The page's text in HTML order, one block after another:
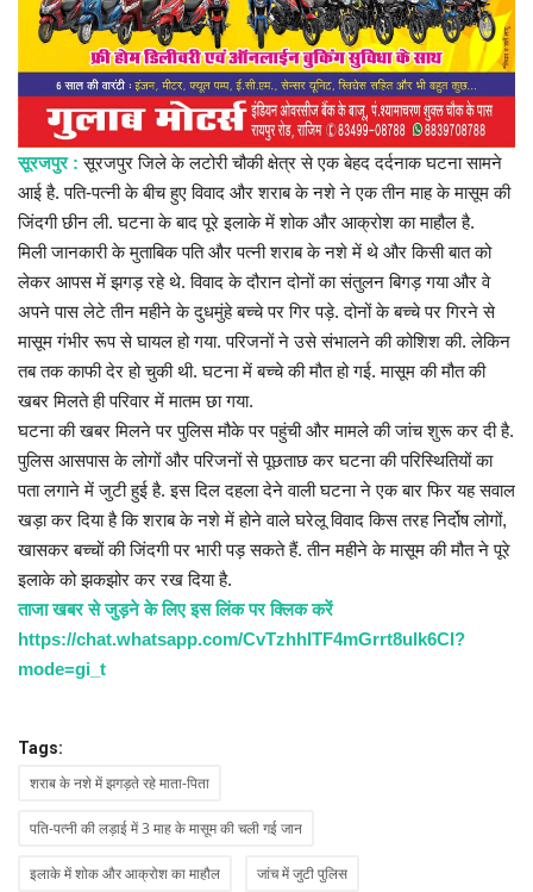
सूरजपुर : सूरजपुर जिले के लटोरी चौकी क्षेत्र से एक बेहद दर्दनाक घटना सामने
आई है. पति-पत्नी के बीच हुए विवाद और शराब के नशे ने एक तीन माह के मासूम की
जिंदगी छीन ली. घटना के बाद पूरे इलाके में शोक और आक्रोश का माहौल है.
मिली जानकारी के मुताबिक पति और पत्नी शराब के नशे में थे और किसी बात को
लेकर आपस में झगड़ रहे थे. विवाद के दौरान दोनों का संतुलन बिगड़ गया और वे
अपने पास लेटे तीन महीने के दुधमुंहे बच्चे पर गिर पड़े. दोनों के बच्चे पर गिरने से
मासूम गंभीर रूप से घायल हो गया. परिजनों ने उसे संभालने की कोशिश की. लेकिन
तब तक काफी देर हो चुकी थी. घटना में बच्चे की मौत हो गई. मासूम की मौत की
खबर मिलते ही परिवार में मातम छा गया.
घटना की खबर मिलने पर पुलिस मौके पर पहुंची और मामले की जांच शुरू कर दी है.
पुलिस आसपास के लोगों और परिजनों से पूछताछ कर घटना की परिस्थितियों का
पता लगाने में जुटी हुई है. इस दिल दहला देने वाली घटना ने एक बार फिर यह सवाल
खड़ा कर दिया है कि शराब के नशे में होने वाले घरेलू विवाद किस तरह निर्दोष लोगों,
खासकर बच्चों की जिंदगी पर भारी पड़ सकते हैं. तीन महीने के मासूम की मौत ने पूरे
इलाके को झकझोर कर रख दिया है.
ताजा खबर से जुड़ने के लिए इस लिंक पर क्लिक करें
https://chat.whatsapp.com/CvTzhhITF4mGrrt8ulk6CI?
mode=gi_t
Tags:
शराब के नशे में झगड़ते रहे माता-पिता
पति-पत्नी की लड़ाई में 3 माह के मासूम की चली गई जान
इलाके में शोक और आक्रोश का माहौल जांच में जुटी पुलिस